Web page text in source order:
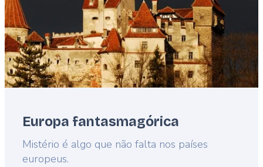
Europa fantasmagórica
Lead
Mistério é algo que não falta nos países
europeus.